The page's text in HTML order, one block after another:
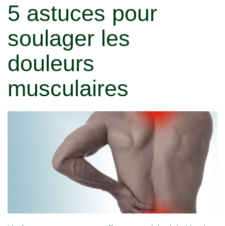
5 astuces pour
soulager les
douleurs
musculaires